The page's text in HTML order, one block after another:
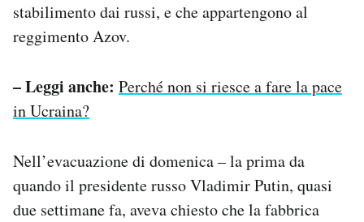
stabilimento dai russi, e che appartengono al
reggimento Azov.
– Leggi anche: Perché non si riesce a fare la pace
in Ucraina?
Nell’evacuazione di domenica – la prima da
quando il presidente russo Vladimir Putin, quasi
due settimane fa, aveva chiesto che la fabbrica